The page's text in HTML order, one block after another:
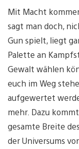
Mit Macht
sagt man doch,
Gun spielt, liegt
Palette an
Gewalt wählen
euch im Weg
aufgewertet
mehr. Dazu
gesamte Breite
der Universums